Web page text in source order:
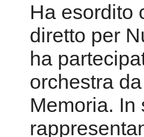
Ha esordito
diretto per
ha
orchestra
Memoria. In